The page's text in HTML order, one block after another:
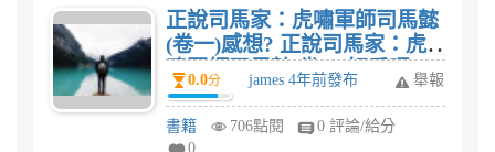
正說司馬家：虎嘯軍師司馬懿
(卷一)感想? 正說司馬家：虎
嘯軍師司馬懿(卷一)好看嗎?
0.0分 james 4年前發布 舉報
書籍 706點閱
0 評論/給分
0